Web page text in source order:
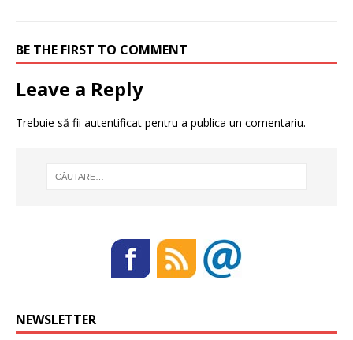
BE THE FIRST TO COMMENT
Leave a Reply
Trebuie să fii autentificat pentru a publica un comentariu.
NEWSLETTER